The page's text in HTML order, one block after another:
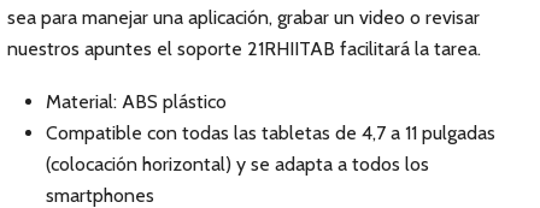
sea para manejar una aplicación, grabar un video o revisar
nuestros apuntes el soporte 21RHIITAB facilitará la tarea.
Material: ABS plástico
Compatible con todas las tabletas de 4,7 a 11 pulgadas
(colocación horizontal) y se adapta a todos los
smartphones